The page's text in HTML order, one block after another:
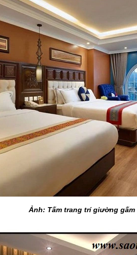
Ảnh: Tấm trang trí giường gấm